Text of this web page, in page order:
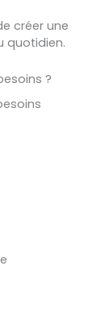
créer une
quotidien.
?